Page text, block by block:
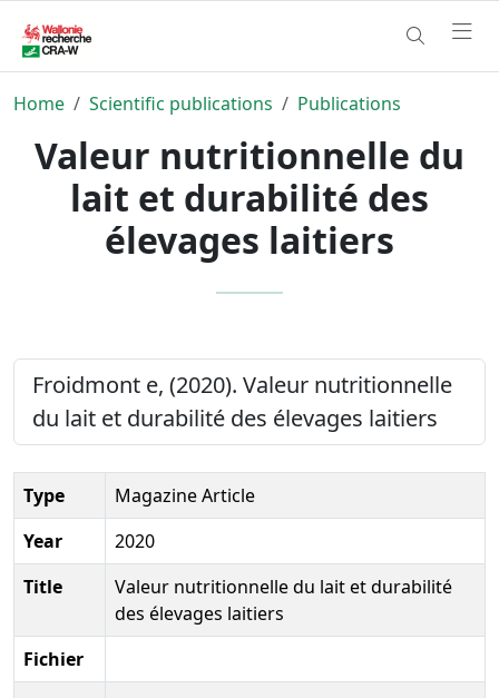
Home Scientific publications Publications
Valeur nutritionnelle du
lait et durabilité des
élevages laitiers
Froidmont e, (2020). Valeur nutritionnelle
du lait et durabilité des élevages laitiers
Type
Magazine Article
Year
2020
Title
Valeur nutritionnelle du lait et durabilité
des élevages laitiers
Fichier